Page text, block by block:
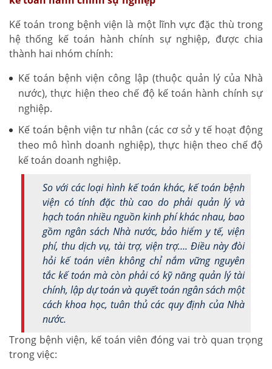
Kế toán trong bệnh viện là một lĩnh vực đặc thù trong
hệ thống kế toán hành chính sự nghiệp, được chia
thành hai nhóm chính:
Kế toán bệnh viện công lập (thuộc quản lý của Nhà
nước), thực hiện theo chế độ kế toán hành chính sự
nghiệp.
Kế toán bệnh viện tư nhân (các cơ sở y tế hoạt động
theo mô hình doanh nghiệp), thực hiện theo chế độ
kế toán doanh nghiệp.
So với các loại hình kế toán khác, kế toán bệnh
viện có tính đặc thù cao do phải quản lý và
hạch toán nhiều nguồn kinh phí khác nhau, bao
gồm ngân sách Nhà nước, bảo hiểm y tế, viện
phí, thu dịch vụ, tài trợ, viện trợ…. Điều này đòi
hỏi kế toán viên không chỉ nắm vững nguyên
tắc kế toán mà còn phải có kỹ năng quản lý tài
chính, lập dự toán và quyết toán ngân sách một
cách khoa học, tuân thủ các quy định của Nhà
nước.
Trong bệnh viện, kế toán viên đóng vai trò quan trọng
trong việc: